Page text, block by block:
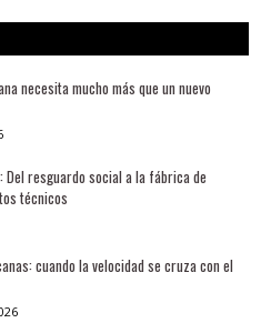
necesita mucho más que un nuevo
Del resguardo social a la fábrica de
técnicos
cuando la velocidad se cruza con el